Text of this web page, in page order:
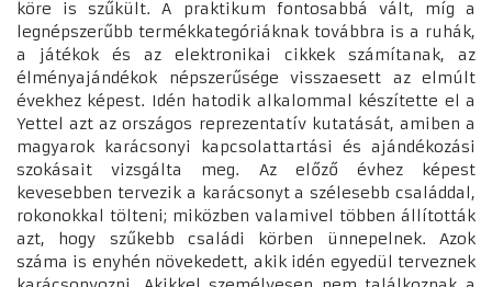
köre is szűkült. A praktikum fontosabbá vált, míg a
legnépszerűbb termékkategóriáknak továbbra is a ruhák,
a játékok és az elektronikai cikkek számítanak, az
élményajándékok népszerűsége visszaesett az elmúlt
évekhez képest. Idén hatodik alkalommal készítette el a
Yettel azt az országos reprezentatív kutatását, amiben a
magyarok karácsonyi kapcsolattartási és ajándékozási
szokásait vizsgálta meg. Az előző évhez képest
kevesebben tervezik a karácsonyt a szélesebb családdal,
rokonokkal tölteni; miközben valamivel többen állították
azt, hogy szűkebb családi körben ünnepelnek. Azok
száma is enyhén növekedett, akik idén egyedül terveznek